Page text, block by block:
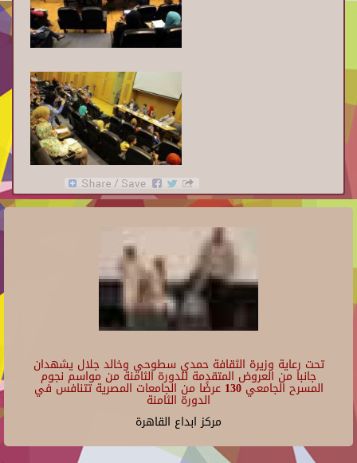
تحت رعاية وزيرة الثقافة حمدي سطوحي وخالد جلال يشهدان
جانبا من العروض المتقدمة للدورة الثامنة من مواسم نجوم
المسرح الجامعي 130 عرضًا من الجامعات المصرية تتنافس في
الدورة الثامنة
مركز ابداع القاهرة